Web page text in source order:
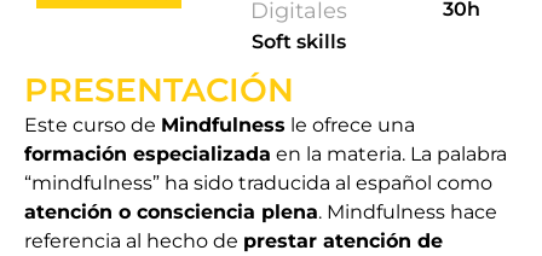
Digitales
Soft skills
30h
PRESENTACIÓN
Este curso de Mindfulness le ofrece una
formación especializada en la materia. La palabra
“mindfulness” ha sido traducida al español como
atención o consciencia plena. Mindfulness hace
referencia al hecho de prestar atención de